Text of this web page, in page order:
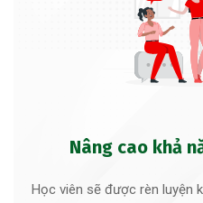
Nâng cao khả
Học viên sẽ được rèn luyện